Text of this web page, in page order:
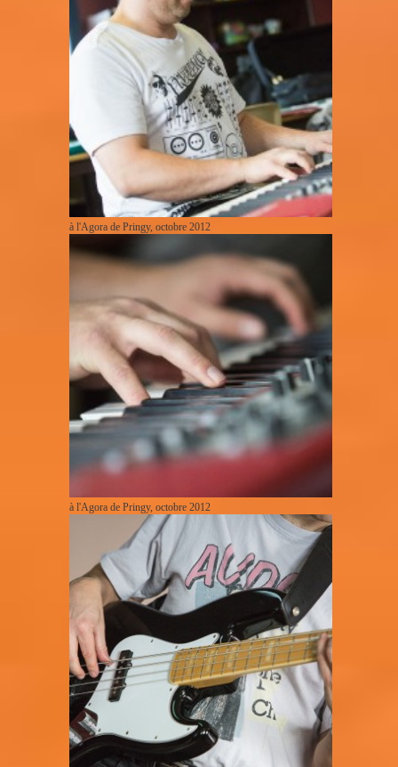
à l'Agora de Pringy, octobre 2012
à l'Agora de Pringy, octobre 2012